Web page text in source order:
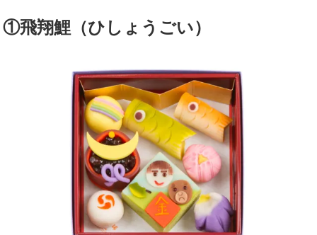
①飛翔鯉（ひしょうごい）